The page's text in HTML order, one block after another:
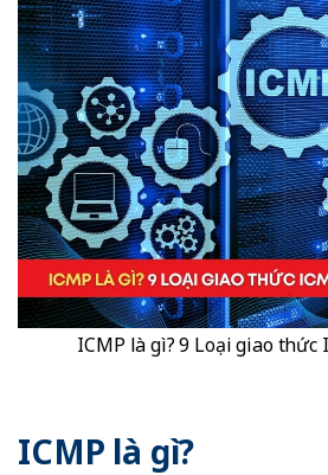
ICMP là gì? 9 Loại giao thức
ICMP là gì?